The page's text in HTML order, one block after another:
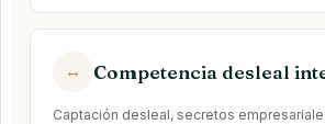
↔ Competencia desleal
Captación desleal, secretos